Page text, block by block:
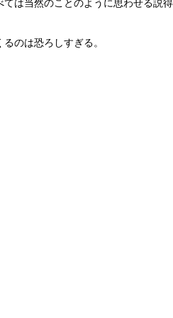
は当然のことのように思わせる説得
のは恐ろしすぎる。